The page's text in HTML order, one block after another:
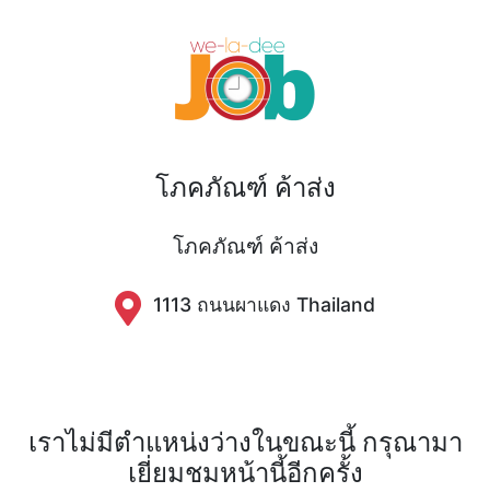
โภคภัณฑ์ ค้าส่ง
โภคภัณฑ์ ค้าส่ง
1113 ถนนผาแดง​ Thailand
เราไม่มีตำแหน่งว่างในขณะนี้ กรุณามา
เยี่ยมชมหน้านี้อีกครั้ง